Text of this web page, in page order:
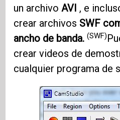
un archivoAVI , e
crear archivos SWF
ancho de banda.(SWF)
crear videos de
cualquier programa de